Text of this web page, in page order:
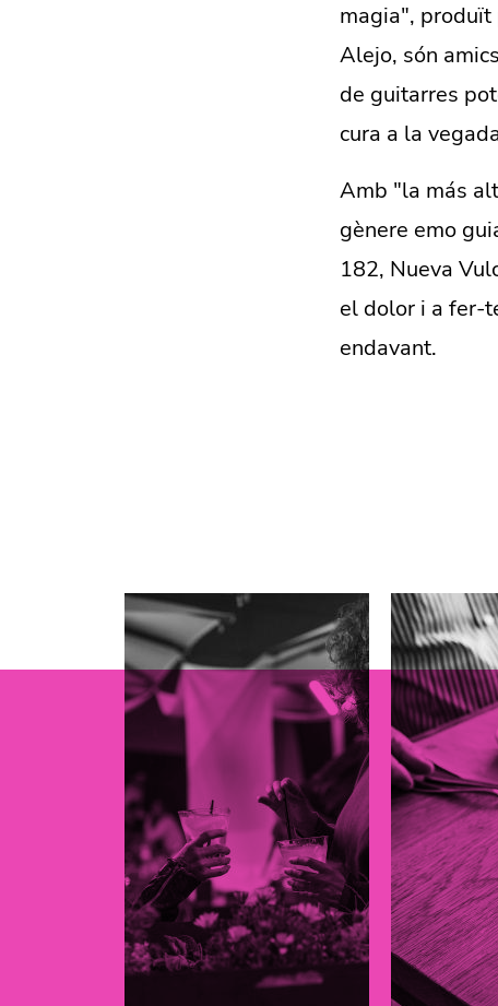
magia", produït
Alejo, són
de guitarres
cura a la
Amb "la más
gènere emo
182, Nueva
el dolor i a fer-
endavant.